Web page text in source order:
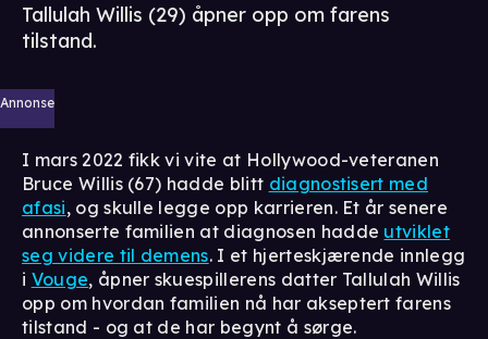
Tallulah Willis (29) åpner opp om farens
tilstand.
Annonse
I mars 2022 fikk vi vite at Hollywood-veteranen
Bruce Willis (67) hadde blitt diagnostisert med
afasi, og skulle legge opp karrieren. Et år senere
annonserte familien at diagnosen hadde utviklet
seg videre til demens. I et hjerteskjærende innlegg
i Vouge, åpner skuespillerens datter Tallulah Willis
opp om hvordan familien nå har akseptert farens
tilstand - og at de har begynt å sørge.